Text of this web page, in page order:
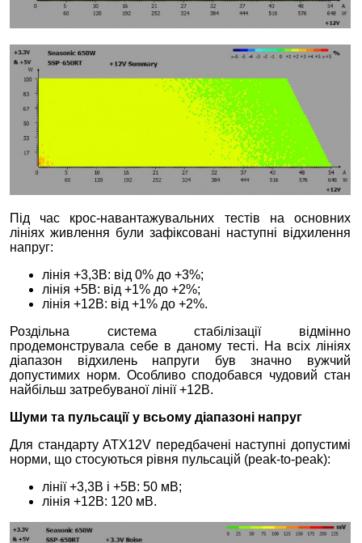
Під час крос-навантажувальних тестів на основних
лініях живлення були зафіксовані наступні відхилення
напруг:
лінія +3,3В: від 0% до +3%;
лінія +5В: від +1% до +2%;
лінія +12В: від +1% до +2%.
Роздільна система стабілізації відмінно
продемонструвала себе в даному тесті. На всіх лініях
діапазон відхилень напруги був значно вужчий
допустимих норм. Особливо сподобався чудовий стан
найбільш затребуваної лінії +12В.
Шуми та пульсації у всьому діапазоні напруг
Для стандарту ATX12V передбачені наступні допустимі
норми, що стосуються рівня пульсацій (peak-to-peak):
лінії +3,3В і +5В: 50 мВ;
лінія +12В: 120 мВ.